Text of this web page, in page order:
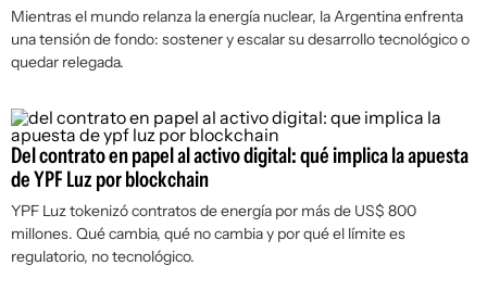
Mientras el mundo relanza la energía nuclear, la Argentina enfrenta
una tensión de fondo: sostener y escalar su desarrollo tecnológico o
quedar relegada.
Del contrato en papel al activo digital: qué implica la apuesta
de YPF Luz por blockchain
YPF Luz tokenizó contratos de energía por más de US$ 800
millones. Qué cambia, qué no cambia y por qué el límite es
regulatorio, no tecnológico.